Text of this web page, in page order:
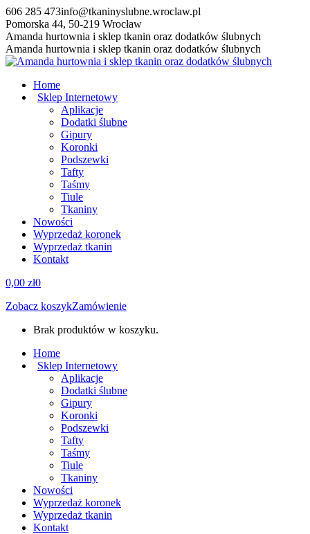
Przewiń
do
zawartości
606 285 473info@tkaninyslubne.wroclaw.pl
Pomorska 44, 50-219 Wrocław
Facebook
page
opens
new
window
Amanda hurtownia i sklep tkanin oraz dodatków ślubnych
Amanda hurtownia i sklep tkanin oraz dodatków ślubnych
Home
Sklep Internetowy
Aplikacje
Dodatki ślubne
Gipury
Koronki
Podszewki
Tafty
Taśmy
Tiule
Tkaniny
Nowości
Wyprzedaż koronek
Wyprzedaż tkanin
Kontakt
0,00 zł0
Zobacz koszykZamówienie
Brak produktów w koszyku.
Home
Sklep Internetowy
Aplikacje
Dodatki ślubne
Gipury
Koronki
Podszewki
Tafty
Taśmy
Tiule
Tkaniny
Nowości
Wyprzedaż koronek
Wyprzedaż tkanin
Kontakt